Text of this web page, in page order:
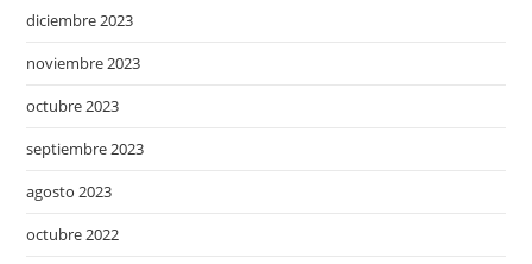
diciembre 2023
noviembre 2023
octubre 2023
septiembre 2023
agosto 2023
octubre 2022